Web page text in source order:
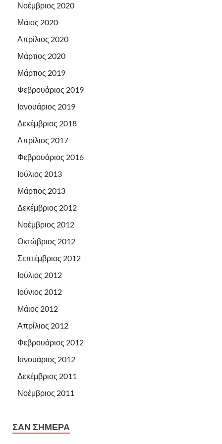
Νοέμβριος 2020
Μάιος 2020
Απρίλιος 2020
Μάρτιος 2020
Μάρτιος 2019
Φεβρουάριος 2019
Ιανουάριος 2019
Δεκέμβριος 2018
Απρίλιος 2017
Φεβρουάριος 2016
Ιούλιος 2013
Μάρτιος 2013
Δεκέμβριος 2012
Νοέμβριος 2012
Οκτώβριος 2012
Σεπτέμβριος 2012
Ιούλιος 2012
Ιούνιος 2012
Μάιος 2012
Απρίλιος 2012
Φεβρουάριος 2012
Ιανουάριος 2012
Δεκέμβριος 2011
Νοέμβριος 2011
ΣΑΝ ΣΉΜΕΡΑ